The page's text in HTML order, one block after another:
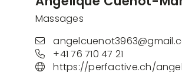
Massages
+41 76 710 47 21
https://perfactive.ch/